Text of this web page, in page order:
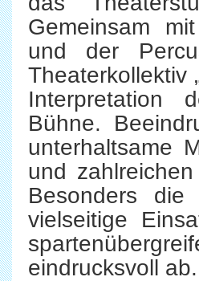
Gemeinsam
und der
Theaterkollektiv
Interpretation
Bühne.
unterhaltsame
und
Besonders die
vielseitige
eindrucksvoll ab.